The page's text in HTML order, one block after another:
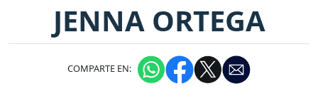
JENNA ORTEGA
COMPARTE EN: